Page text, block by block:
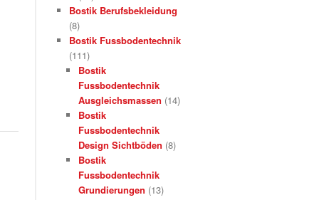
Bostik Berufsbekleidung
(8)
Bostik Fussbodentechnik
(111)
Bostik
Fussbodentechnik
Ausgleichsmassen (14)
Bostik
Fussbodentechnik
Design Sichtböden (8)
Bostik
Fussbodentechnik
Grundierungen (13)